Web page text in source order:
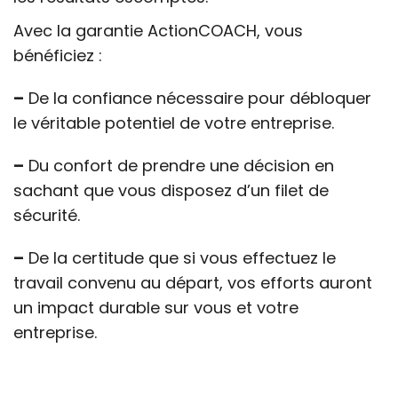
Avec la garantie ActionCOACH, vous
bénéficiez :
– De la confiance nécessaire pour débloquer
le véritable potentiel de votre entreprise.
– Du confort de prendre une décision en
sachant que vous disposez d’un filet de
sécurité.
– De la certitude que si vous effectuez le
travail convenu au départ, vos efforts auront
un impact durable sur vous et votre
entreprise.